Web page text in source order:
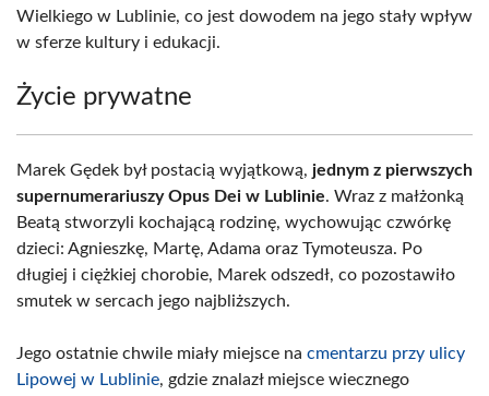
Wielkiego w Lublinie, co jest dowodem na jego stały wpływ
w sferze kultury i edukacji.
Życie prywatne
Marek Gędek był postacią wyjątkową, jednym z pierwszych
supernumerariuszy Opus Dei w Lublinie. Wraz z małżonką
Beatą stworzyli kochającą rodzinę, wychowując czwórkę
dzieci: Agnieszkę, Martę, Adama oraz Tymoteusza. Po
długiej i ciężkiej chorobie, Marek odszedł, co pozostawiło
smutek w sercach jego najbliższych.
Jego ostatnie chwile miały miejsce na cmentarzu przy ulicy
Lipowej w Lublinie, gdzie znalazł miejsce wiecznego